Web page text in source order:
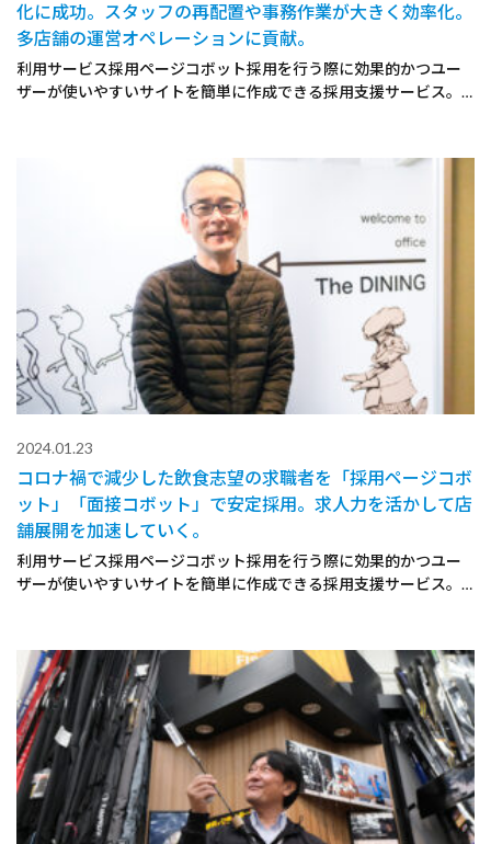
化に成功。スタッフの再配置や事務作業が大きく効率化。
多店舗の運営オペレーションに貢献。
利用サービス採用ページコボット採用を行う際に効果的かつユー
ザーが使いやすいサイトを簡単に作成できる採用支援サービス。…
2024.01.23
コロナ禍で減少した飲食志望の求職者を「採用ページコボ
ット」「面接コボット」で安定採用。求人力を活かして店
舗展開を加速していく。
利用サービス採用ページコボット採用を行う際に効果的かつユー
ザーが使いやすいサイトを簡単に作成できる採用支援サービス。…